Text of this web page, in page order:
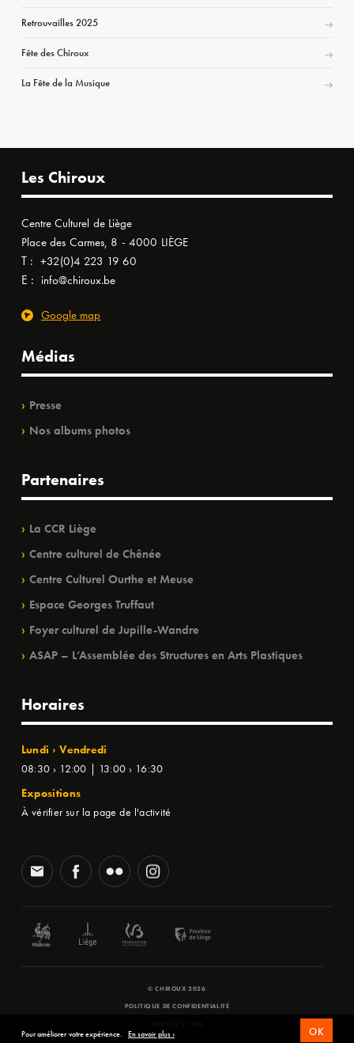
Retrouvailles 2025
Fête des Chiroux
La Fête de la Musique
Les Chiroux
Centre Culturel de Liège
Place des Carmes, 8 - 4000 LIÈGE
T : +32(0)4 223 19 60
E : info@chiroux.be
Google map
Médias
Presse
Nos albums photos
Partenaires
La CCR Liège
Centre culturel de Chênée
Centre Culturel Ourthe et Meuse
Espace Georges Truffaut
Foyer culturel de Jupille-Wandre
ASAP – L’Assemblée des Structures en Arts Plastiques
Horaires
Lundi › Vendredi
08:30 › 12:00 | 13:00 › 16:30
Expositions
À vérifier sur la page de l'activité
© CHIROUX 2026
POLITIQUE DE CONFIDENTIALITÉ
Pour améliorer votre expérience. En savoir plus › OK